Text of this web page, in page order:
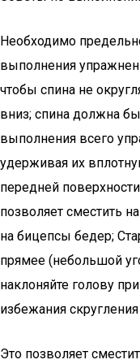
Необходимо
выполнения
чтобы спина не
вниз; спина должна
выполнения всего
удерживая их
передней
позволяет сместить
на бицепсы бедер;
прямее (небольшой
наклоняйте голову
избежания
Это позволяет